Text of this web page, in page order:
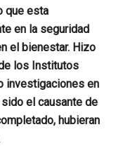
que esta
en la seguridad
el bienestar. Hizo
los Institutos
investigaciones en
el causante de
hubieran
.